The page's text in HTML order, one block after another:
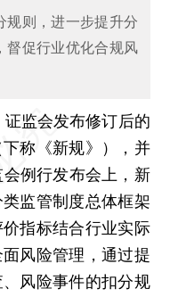
规则，进一步提升分
督促行业优化合规风
证监会发布修订后的
下称《新规》），并
例行发布会上，新
监管制度总体框架
指标结合行业实际
风险管理，通过提
风险事件的扣分规